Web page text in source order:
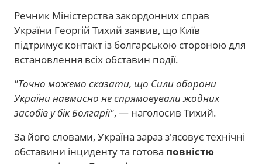
Речник Міністерства закордонних справ
України Георгій Тихий заявив, що Київ
підтримує контакт із болгарською стороною для
встановлення всіх обставин події.
"Точно можемо сказати, що Сили оборони
України навмисно не спрямовували жодних
засобів у бік Болгарії", — наголосив Тихий.
За його словами, Україна зараз з'ясовує технічні
обставини інциденту та готова повністю